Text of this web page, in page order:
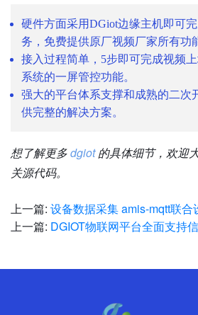
硬件方面采用DGiot边缘主机即可
务，免费提供原厂视频厂家所有功
接入过程简单，5步即可完成视频
系统的一屏管控功能。
强大的平台体系支撑和成熟的二次
供完整的解决方案。
想了解更多dgiot的具体细节，欢迎
关源代码。
上一篇: 设备数据采集 amis-mqtt联合
上一篇: DGIOT物联网平台全面支持